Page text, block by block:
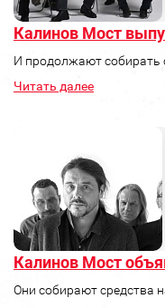
Калинов Мост
И продолжают собирать
Читать далее
Калинов Мост
Они собирают средства